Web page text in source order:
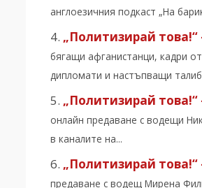
англоезичния подкаст „На
„Политизирай
бягащи афганистанци, кадри
дипломати и настъпващи
„Политизирай
онлайн предаване с водещи
в каналите на...
„Политизирай
предаване с водещ Мирена